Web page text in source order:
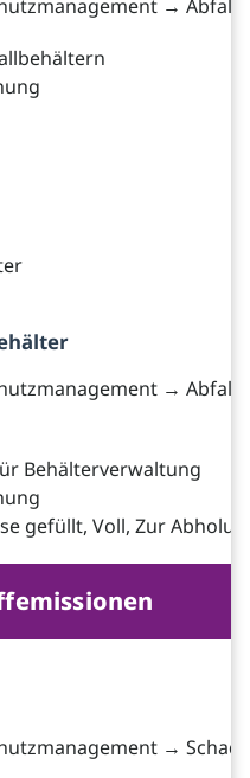
→ Abfall
→ Abfall
Behälterverwaltung
gefüllt, Voll, Zur
→